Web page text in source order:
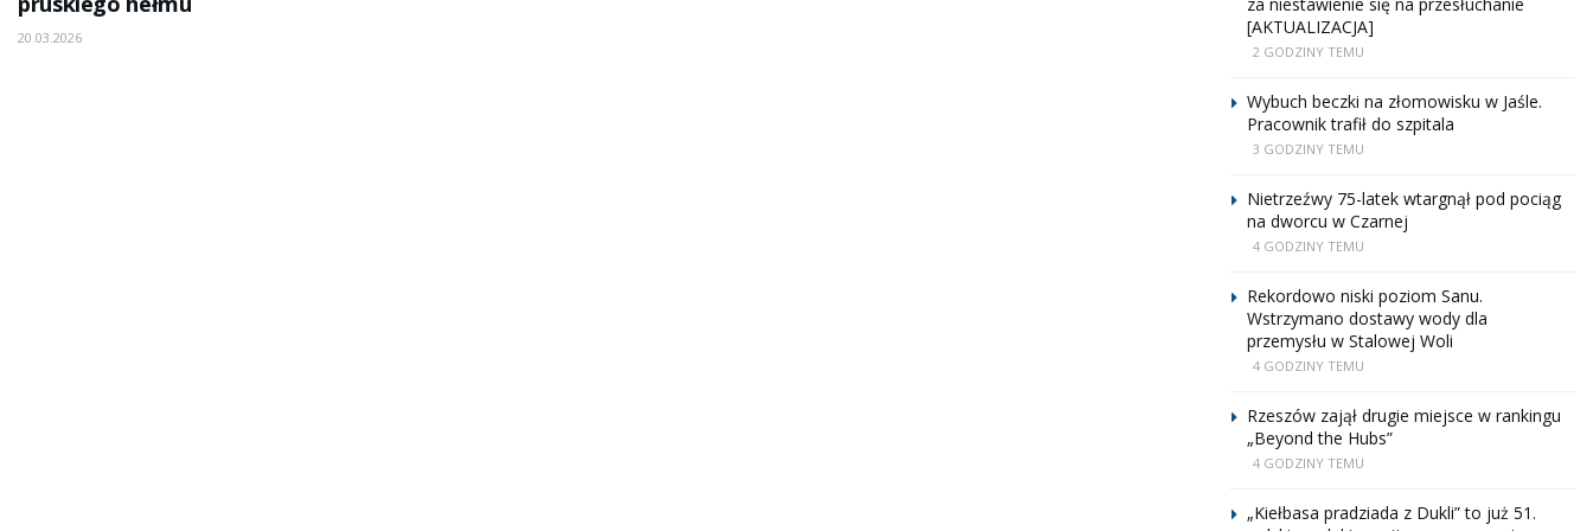
20.03.2026
[AKTUALIZACJA]
2 GODZINY TEMU
Wybuch beczki na złomowisku w Jaśle.
Pracownik trafił do szpitala
3 GODZINY TEMU
Nietrzeźwy 75-latek wtargnął pod pociąg
na dworcu w Czarnej
4 GODZINY TEMU
Rekordowo niski poziom Sanu.
Wstrzymano dostawy wody dla
przemysłu w Stalowej Woli
4 GODZINY TEMU
Rzeszów zajął drugie miejsce w rankingu
„Beyond the Hubs”
4 GODZINY TEMU
„Kiełbasa pradziada z Dukli” to już 51.